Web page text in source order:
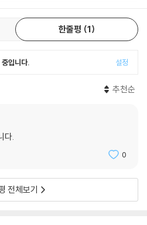
한줄평 1
입니다. 설정
추천순
다.
0
전체보기